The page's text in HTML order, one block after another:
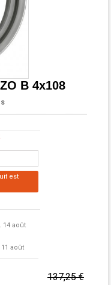
B 4x108
est
14 août
août
137,25 €